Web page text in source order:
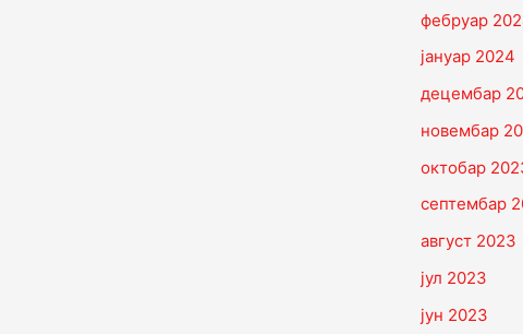
фебруар
јануар 2024
децембар
новембар
октобар
септембар
август 2023
јул 2023
јун 2023